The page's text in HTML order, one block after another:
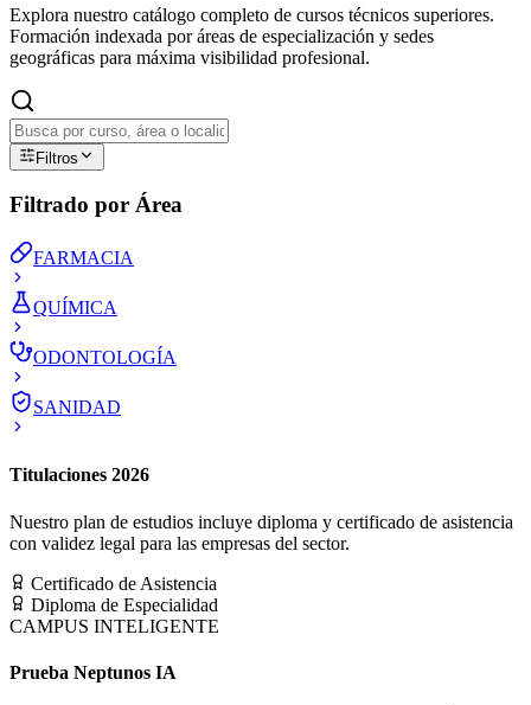
Explora nuestro catálogo completo de cursos técnicos superiores.
Formación indexada por áreas de especialización y sedes
geográficas para máxima visibilidad profesional.
Filtros
Filtrado por Área
FARMACIA
QUÍMICA
ODONTOLOGÍA
SANIDAD
Titulaciones 2026
Nuestro plan de estudios incluye diploma y certificado de asistencia
con validez legal para las empresas del sector.
Certificado de Asistencia
Diploma de Especialidad
CAMPUS INTELIGENTE
Prueba Neptunos IA